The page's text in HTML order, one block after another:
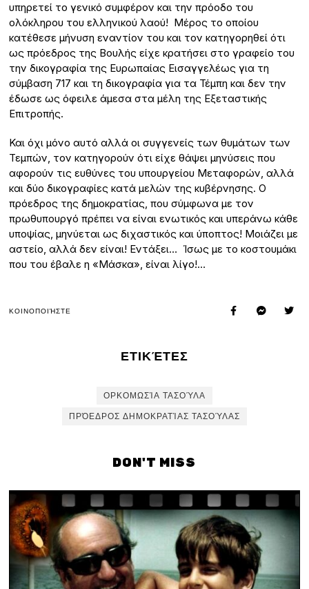
υπηρετεί το γενικό συμφέρον και την πρόοδο του
ολόκληρου του ελληνικού λαού! Μέρος το οποίου
κατέθεσε μήνυση εναντίον του και τον κατηγορηθεί ότι
ως πρόεδρος της Βουλής είχε κρατήσει στο γραφείο του
την δικογραφία της Ευρωπαίας Εισαγγελέως για τη
σύμβαση 717 και τη δικογραφία για τα Τέμπη και δεν την
έδωσε ως όφειλε άμεσα στα μέλη της Εξεταστικής
Επιτροπής.
Και όχι μόνο αυτό αλλά οι συγγενείς των θυμάτων των
Τεμπών, τον κατηγορούν ότι είχε θάψει μηνύσεις που
αφορούν τις ευθύνες του υπουργείου Μεταφορών, αλλά
και δύο δικογραφίες κατά μελών της κυβέρνησης. Ο
πρόεδρος της δημοκρατίας, που σύμφωνα με τον
πρωθυπουργό πρέπει να είναι ενωτικός και υπεράνω κάθε
υποψίας, μηνύεται ως διχαστικός και ύποπτος! Μοιάζει με
αστείο, αλλά δεν είναι! Εντάξει… Ίσως με το κοστουμάκι
που του έβαλε η «Μάσκα», είναι λίγο!…
ΚΟΙΝΟΠΟΙΉΣΤΕ
ΕΤΙΚΈΤΕΣ
ΟΡΚΟΜΩΣΊΑ ΤΑΣΟΎΛΑ
ΠΡΌΕΔΡΟΣ ΔΗΜΟΚΡΑΤΊΑΣ ΤΑΣΟΎΛΑΣ
DON'T MISS